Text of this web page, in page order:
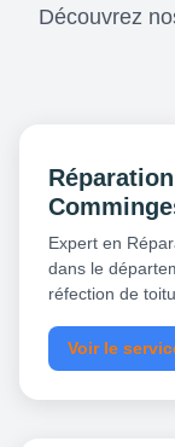
Découvrez
Expert en
dans le
réfection de
Voir le